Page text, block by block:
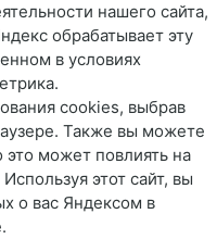
нашего сайта,
обрабатывает эту
в условиях
cookies, выбрав
Также вы можете
это может повлиять на
этот сайт, вы
о вас Яндексом в